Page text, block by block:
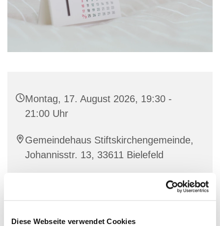
Diese Webseite verwendet Cookies
Montag, 17. August 2026, 19:30 -
21:00 Uhr
Gemeindehaus Stiftskirchengemeinde,
Johannisstr. 13, 33611 Bielefeld